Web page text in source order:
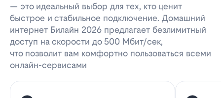
— это идеальный выбор для тех, кто ценит
быстрое и стабильное подключение. Домашний
интернет Билайн 2026 предлагает безлимитный
доступ на скорости до 500 Мбит/сек,
что позволит вам комфортно пользоваться всеми
онлайн-сервисами